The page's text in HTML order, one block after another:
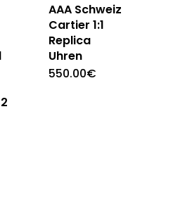
AAA Schweiz
Cartier 1:1
Replica
Uhren
550.00€